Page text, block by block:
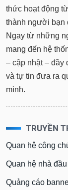
thức hoạt động
thành người bạn
Ngay từ những
mang đến hệ
– cập nhật – đầy
và tự tin đưa ra
mình.
TRUYỀN
Quan hệ công
Quan hệ nhà
Quảng cáo